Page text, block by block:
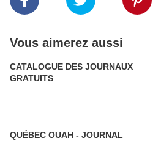
Vous aimerez aussi
CATALOGUE DES JOURNAUX
GRATUITS
QUÉBEC OUAH - JOURNAL